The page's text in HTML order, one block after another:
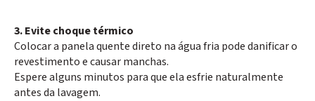
3. Evite choque térmico
Colocar a panela quente direto na água fria pode danificar o
revestimento e causar manchas.
Espere alguns minutos para que ela esfrie naturalmente
antes da lavagem.